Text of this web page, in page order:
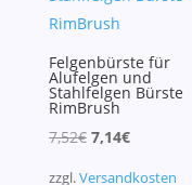
Felgenbürste für
Alufelgen und
Stahlfelgen Bürste
RimBrush
7,52€ Ursprünglicher
7,14€Aktueller
zzgl.Versandkosten